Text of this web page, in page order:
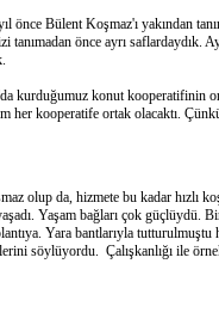
önce Bülent Koşmaz'ı yakından
tanımadan önce ayrı saflardaydık.
kurduğumuz konut kooperatifinin
her kooperatife ortak olacaktı.
olup da, hizmete bu kadar hızlı
Yaşam bağları çok güçlüydü.
Yara bantlarıyla
söylüyordu. Çalışkanlığı ile